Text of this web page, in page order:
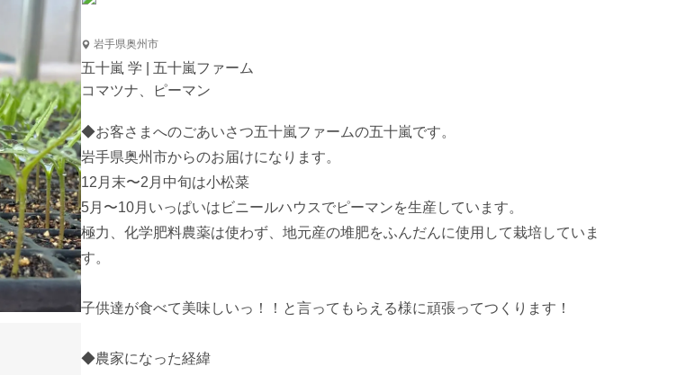
岩手県奥州市
五十嵐 学 | 五十嵐ファーム
コマツナ、ピーマン
◆お客さまへのごあいさつ五十嵐ファームの五十嵐です。
岩手県奥州市からのお届けになります。
12月末〜2月中旬は小松菜
5月〜10月いっぱいはビニールハウスでピーマンを生産しています。
極力、化学肥料農薬は使わず、地元産の堆肥をふんだんに使用して栽培していま
す。
子供達が食べて美味しいっ！！と言ってもらえる様に頑張ってつくります！
◆農家になった経緯